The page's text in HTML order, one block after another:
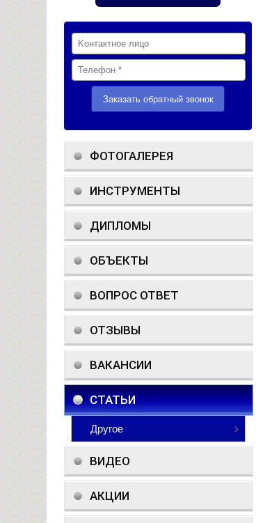
ФОТОГАЛЕРЕЯ
ИНСТРУМЕНТЫ
ДИПЛОМЫ
ОБЪЕКТЫ
ВОПРОС ОТВЕТ
ОТЗЫВЫ
ВАКАНСИИ
СТАТЬИ
Другое
ВИДЕО
АКЦИИ